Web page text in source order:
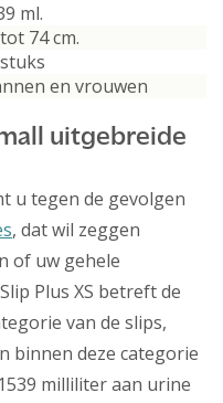
ml.
74 cm.
en vrouwen
uitgebreide
u tegen de gevolgen
, dat wil zeggen
of uw gehele
Plus XS betreft de
van de slips,
binnen deze categorie
milliliter aan urine